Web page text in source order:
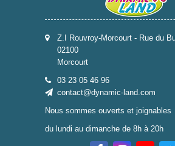
Z.I Rouvroy-Morcourt - Rue du
02100
Morcourt
03 23 05 46 96
contact@dynamic-land.com
Nous sommes ouverts et joignables
du lundi au dimanche de 8h à 20h